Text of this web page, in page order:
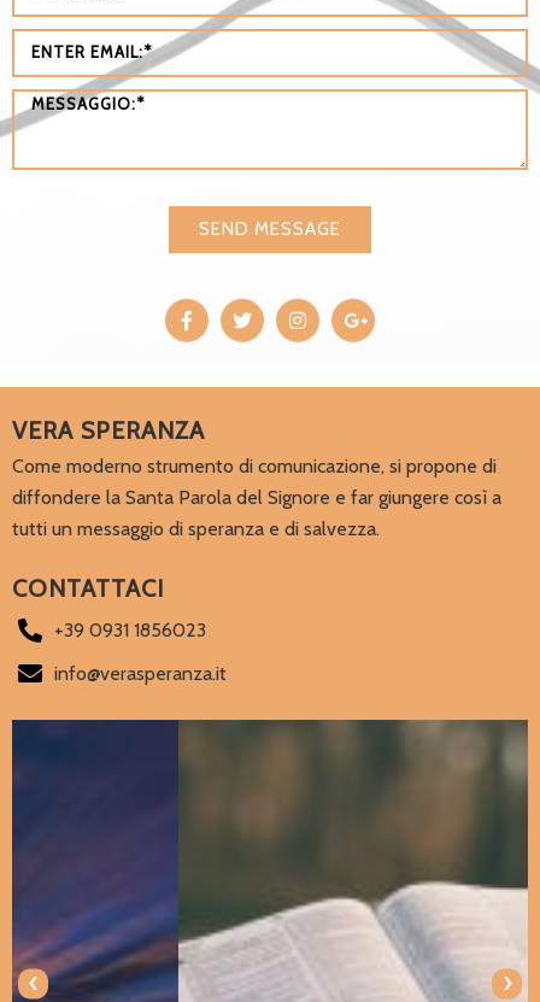
SEND MESSAGE
VERA SPERANZA
Come moderno strumento di comunicazione, si propone di
diffondere la Santa Parola del Signore e far giungere così a
tutti un messaggio di speranza e di salvezza.
CONTATTACI
+39 0931 1856023
info@verasperanza.it
‹ ›